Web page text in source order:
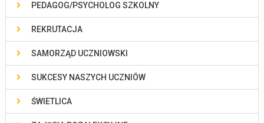
PEDAGOG/PSYCHOLOG SZKOLNY
REKRUTACJA
SAMORZĄD UCZNIOWSKI
SUKCESY NASZYCH UCZNIÓW
ŚWIETLICA